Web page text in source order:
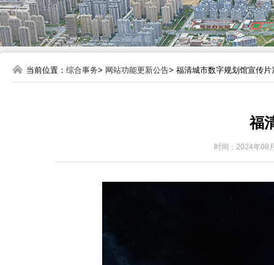
当前位置： 综合事务> 网站功能更新公告> 福清城市数字规划馆宣传片
福
时间：2024年08